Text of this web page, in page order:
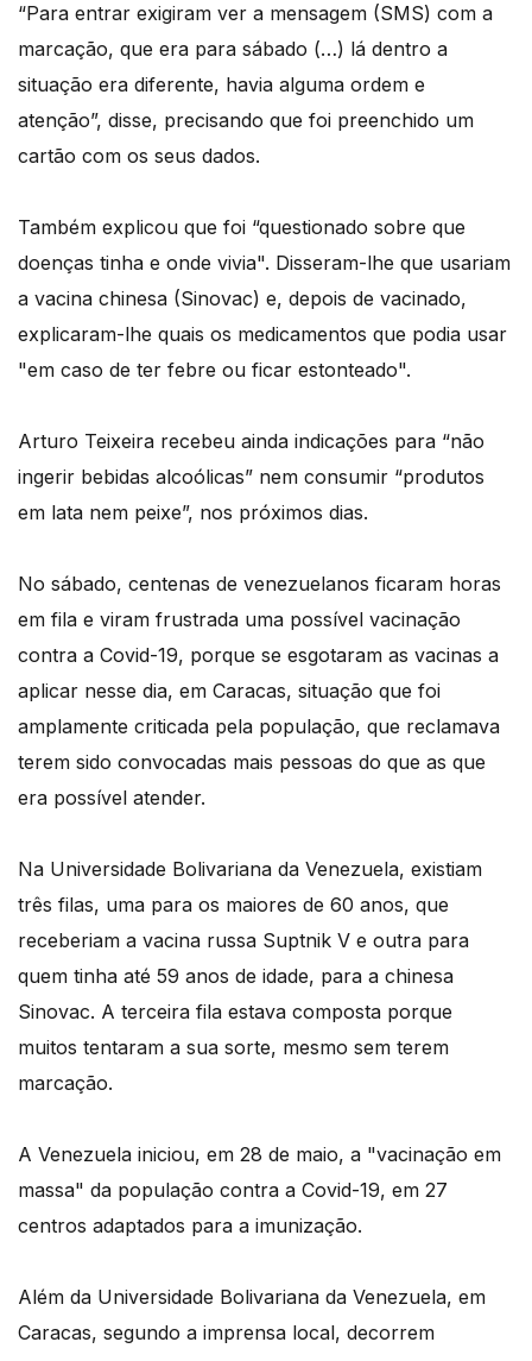
“Para entrar exigiram ver a mensagem (SMS) com a
marcação, que era para sábado (…) lá dentro a
situação era diferente, havia alguma ordem e
atenção”, disse, precisando que foi preenchido um
cartão com os seus dados.
Também explicou que foi “questionado sobre que
doenças tinha e onde vivia". Disseram-lhe que usariam
a vacina chinesa (Sinovac) e, depois de vacinado,
explicaram-lhe quais os medicamentos que podia usar
"em caso de ter febre ou ficar estonteado".
Arturo Teixeira recebeu ainda indicações para “não
ingerir bebidas alcoólicas” nem consumir “produtos
em lata nem peixe”, nos próximos dias.
No sábado, centenas de venezuelanos ficaram horas
em fila e viram frustrada uma possível vacinação
contra a Covid-19, porque se esgotaram as vacinas a
aplicar nesse dia, em Caracas, situação que foi
amplamente criticada pela população, que reclamava
terem sido convocadas mais pessoas do que as que
era possível atender.
Na Universidade Bolivariana da Venezuela, existiam
três filas, uma para os maiores de 60 anos, que
receberiam a vacina russa Suptnik V e outra para
quem tinha até 59 anos de idade, para a chinesa
Sinovac. A terceira fila estava composta porque
muitos tentaram a sua sorte, mesmo sem terem
marcação.
A Venezuela iniciou, em 28 de maio, a "vacinação em
massa" da população contra a Covid-19, em 27
centros adaptados para a imunização.
Além da Universidade Bolivariana da Venezuela, em
Caracas, segundo a imprensa local, decorrem